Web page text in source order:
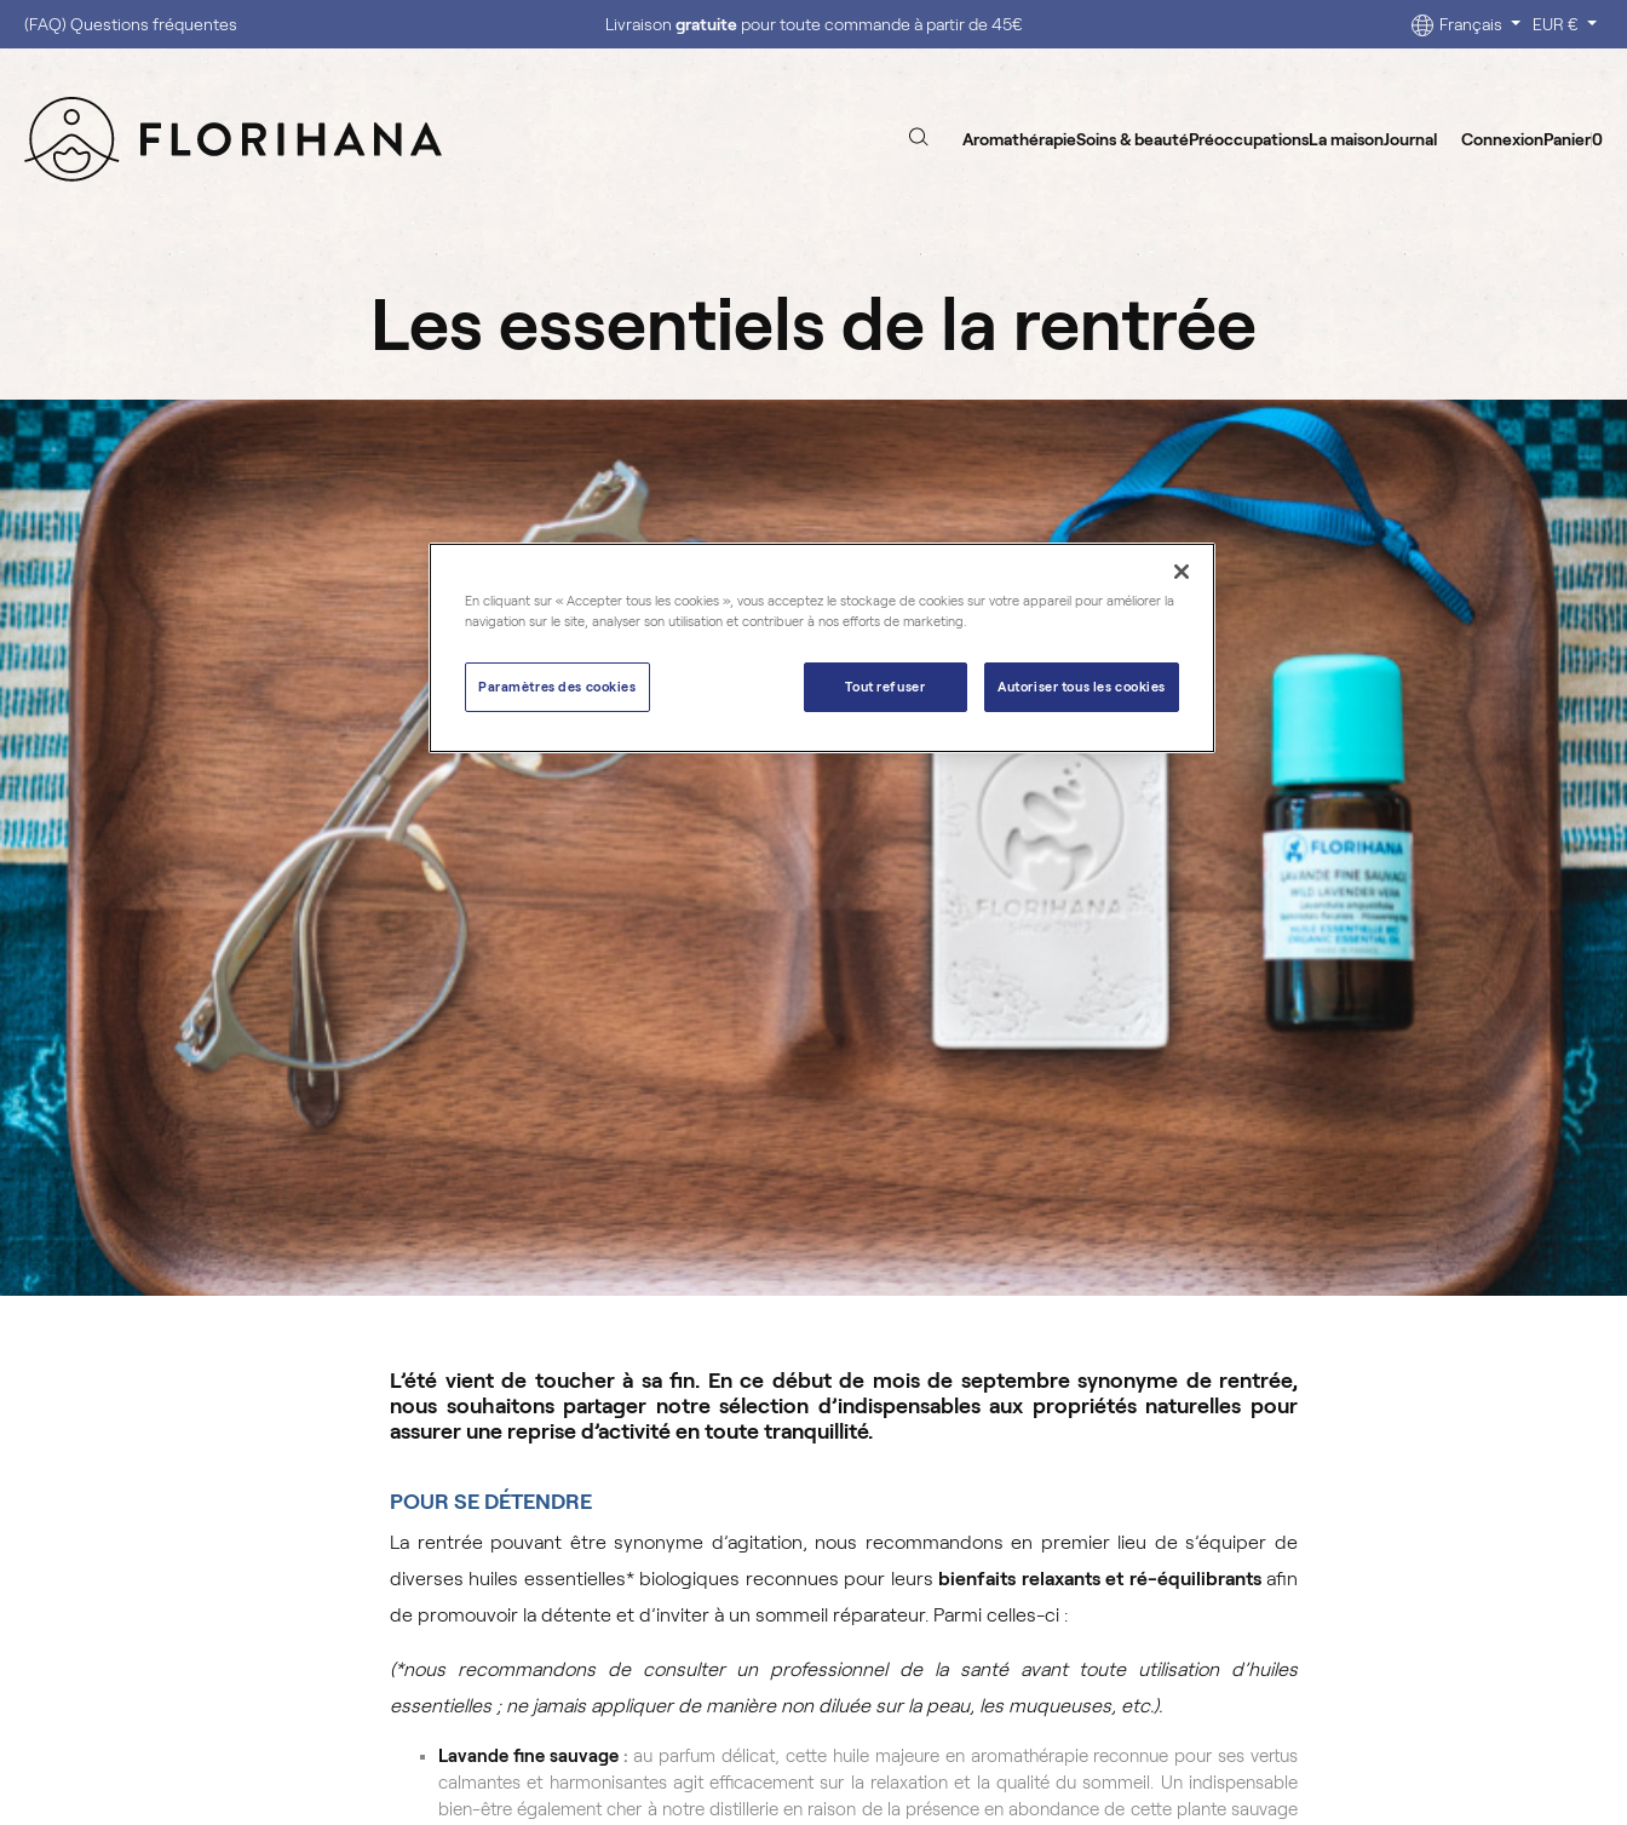
(FAQ) Questions fréquentes Livraison gratuitepour toute commande à partir de 45€ Français EUR €
AromathérapieSoins & beautéPréoccupationsLa maisonJournal ConnexionPanier0
les essentiels de la rentrée
L’été vient de toucher à sa fin. En ce début de mois de septembre synonyme de rentrée,
nous souhaitons partager notre sélection d’indispensables aux propriétés naturelles pour
assurer une reprise d’activité en toute tranquillité.
POUR SE DÉTENDRE
La rentrée pouvant être synonyme d’agitation, nous recommandons en premier lieu de s’équiper de
diverses huiles essentielles* biologiques reconnues pour leurs bienfaits relaxants et ré-équilibrantsafin
de promouvoir la détente et d’inviter à un sommeil réparateur. Parmi celles-ci :
(*nous recommandons de consulter un professionnel de la santé avant toute utilisation d’huiles
essentielles ; ne jamais appliquer de manière non diluée sur la peau, les muqueuses, etc.).
Lavande fine sauvage: au parfum délicat, cette huile majeure en aromathérapie reconnue pour ses vertus
calmantes et harmonisantes agit efficacement sur la relaxation et la qualité du sommeil. Un indispensable
bien-être également cher à notre distillerie en raison de la présence en abondance de cette plante sauvage
En cliquant sur « Accepter tous les cookies », vous acceptez le stockage de cookies sur votre appareil pour améliorer la
navigation sur le site, analyser son utilisation et contribuer à nos efforts de marketing.
Tout refuser Autoriser tous les cookies
Paramètres des cookies